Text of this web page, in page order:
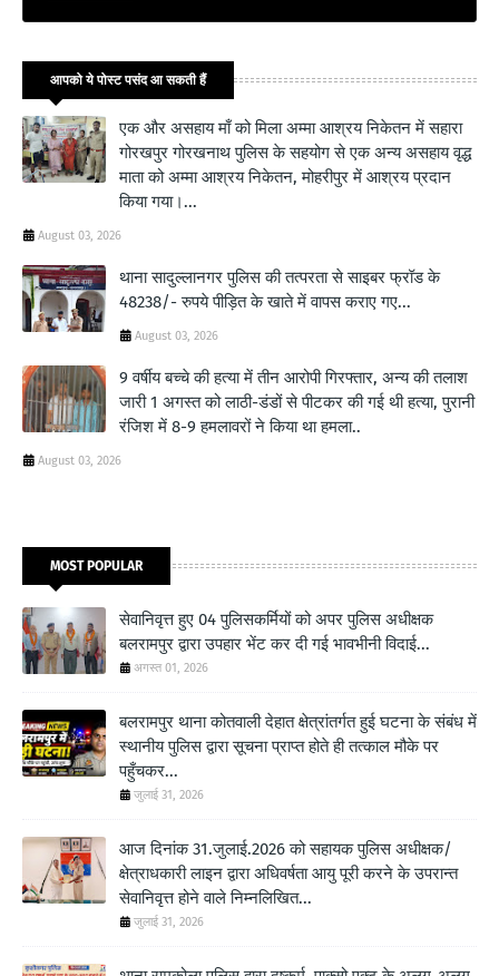
आपको ये पोस्ट पसंद आ सकती हैं
एक और असहाय माँ को मिला अम्मा आश्रय निकेतन में सहारा
गोरखपुर गोरखनाथ पुलिस के सहयोग से एक अन्य असहाय वृद्ध
माता को अम्मा आश्रय निकेतन, मोहरीपुर में आश्रय प्रदान
किया गया।...
August 03, 2026
थाना सादुल्लानगर पुलिस की तत्परता से साइबर फ्रॉड के
48238/- रुपये पीड़ित के खाते में वापस कराए गए...
August 03, 2026
9 वर्षीय बच्चे की हत्या में तीन आरोपी गिरफ्तार, अन्य की तलाश
जारी 1 अगस्त को लाठी-डंडों से पीटकर की गई थी हत्या, पुरानी
रंजिश में 8-9 हमलावरों ने किया था हमला..
August 03, 2026
MOST POPULAR
सेवानिवृत्त हुए 04 पुलिसकर्मियों को अपर पुलिस अधीक्षक
बलरामपुर द्वारा उपहार भेंट कर दी गई भावभीनी विदाई...
अगस्त 01, 2026
बलरामपुर थाना कोतवाली देहात क्षेत्रांतर्गत हुई घटना के संबंध में
स्थानीय पुलिस द्वारा सूचना प्राप्त होते ही तत्काल मौके पर
पहुँचकर...
जुलाई 31, 2026
आज दिनांक 31.जुलाई.2026 को सहायक पुलिस अधीक्षक/
क्षेत्राधकारी लाइन द्वारा अधिवर्षता आयु पूरी करने के उपरान्त
सेवानिवृत्त होने वाले निम्नलिखित...
जुलाई 31, 2026